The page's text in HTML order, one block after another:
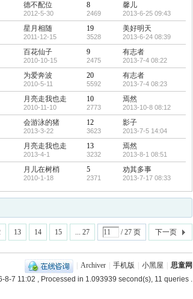
德不配位
2012-5-30
8
2469
馨儿
2013-6-25 09:43
星月相随
2011-12-15
19
3528
美好明天
2013-6-24 08:39
百花仙子
2010-10-15
9
2475
有志者
2013-7-4 08:22
为爱奔波
2010-5-11
20
5592
有志者
2013-7-4 08:23
月亮走我也走
2010-11-10
10
2773
焉然
2013-10-8 08:12
会游泳的猪
2013-3-22
12
3623
影子
2013-7-5 14:04
月亮走我也走
2013-4-1
13
3232
焉然
2013-8-1 08:51
月儿在树梢
2010-1-18
5
2371
劝其多事
2013-7-17 08:33
13 14 15 ... 27 / 27 页 下一页
Archiver 手机版 小黑屋
思童网
8-7 11:02 , Processed in 1.093939 second(s), 11 queries .